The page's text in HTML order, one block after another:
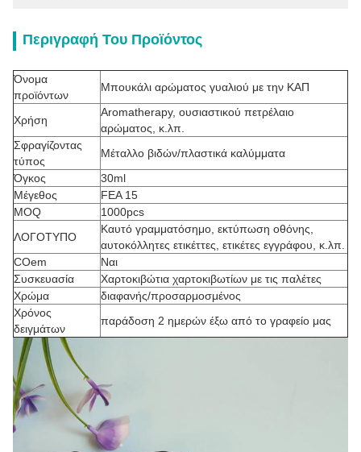
Περιγραφή Του Προϊόντος
Όνομα
προϊόντων
Μπουκάλι αρώματος γυαλιού με την ΚΑΠ
Χρήση
Aromatherapy, ουσιαστικού πετρέλαιο
αρώματος, κ.λπ.
Σφραγίζοντας
τύπος
Μέταλλο βιδών/πλαστικά καλύμματα
Όγκος
30ml
Μέγεθος
FEA 15
MOQ
1000pcs
ΛΟΓΟΤΥΠΟ
Καυτό γραμματόσημο, εκτύπωση οθόνης,
αυτοκόλλητες ετικέττες, ετικέτες εγγράφου, κ.λπ.
COem
Ναι
Συσκευασία
Χαρτοκιβώτια χαρτοκιβωτίων με τις παλέτες
Χρώμα
διαφανής/προσαρμοσμένος
Χρόνος
δειγμάτων
παράδοση 2 ημερών έξω από το γραφείο μας